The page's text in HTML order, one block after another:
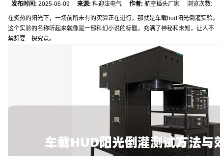
发布时间: 2025-06-09来源: 科迎法电气作者: 航空插头厂家 浏览次数:
在炙热的阳光下，一场前所未有的实验正在进行，那就是车载hud阳光倒灌实验。
这个实验的名称听起来就像是一部科幻小说的标题，充满了神秘和未知，让人不
禁想要一探究竟。